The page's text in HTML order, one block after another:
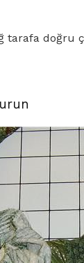
tarafa doğru